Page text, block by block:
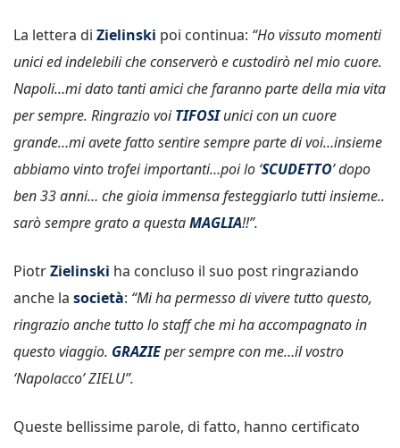
La lettera di Zielinski poi continua: “Ho vissuto momenti
unici ed indelebili che conserverò e custodirò nel mio cuore.
Napoli…mi dato tanti amici che faranno parte della mia vita
per sempre. Ringrazio voiTIFOSIunici con un cuore
grande…mi avete fatto sentire sempre parte di voi…insieme
abbiamo vinto trofei importanti…poi lo ‘SCUDETTO’ dopo
ben 33 anni… che gioia immensa festeggiarlo tutti insieme..
sarò sempre grato a questaMAGLIA!!”.
PiotrZielinski ha concluso il suo post ringraziando
anche la società: “Mi ha permesso di vivere tutto questo,
ringrazio anche tutto lo staff che mi ha accompagnato in
questo viaggio. GRAZIEper sempre con me…il vostro
‘Napolacco’ ZIELU”.
Queste bellissime parole, di fatto, hanno certificato